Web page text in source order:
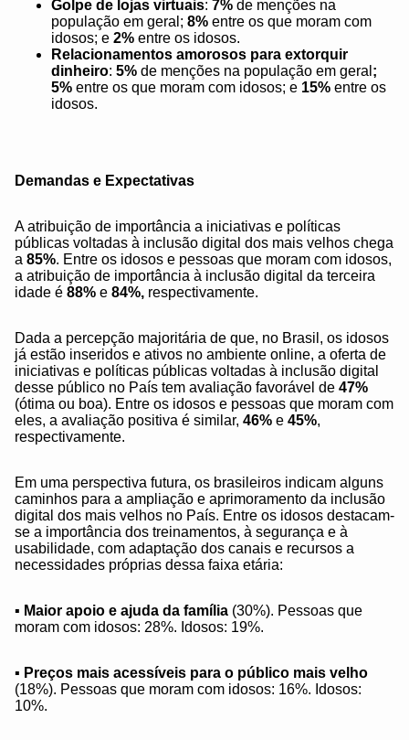
Golpe de lojas virtuais: 7% de menções na
população em geral; 8% entre os que moram com
idosos; e 2% entre os idosos.
Relacionamentos amorosos para extorquir
dinheiro: 5% de menções na população em geral ;
5% entre os que moram com idosos; e 15% entre os
idosos.
Demandas e Expectativas
A atribuição de importância a iniciativas e políticas
públicas voltadas à inclusão digital dos mais velhos chega
a 85%. Entre os idosos e pessoas que moram com idosos,
a atribuição de importância à inclusão digital da terceira
idade é 88% e 84%, respectivamente.
Dada a percepção majoritária de que, no Brasil, os idosos
já estão inseridos e ativos no ambiente online, a oferta de
iniciativas e políticas públicas voltadas à inclusão digital
desse público no País tem avaliação favorável de 47%
(ótima ou boa). Entre os idosos e pessoas que moram com
eles, a avaliação positiva é similar, 46% e 45%,
respectivamente.
Em uma perspectiva futura, os brasileiros indicam alguns
caminhos para a ampliação e aprimoramento da inclusão
digital dos mais velhos no País. Entre os idosos destacam-
se a importância dos treinamentos, à segurança e à
usabilidade, com adaptação dos canais e recursos a
necessidades próprias dessa faixa etária:
▪ Maior apoio e ajuda da família (30%). Pessoas que
moram com idosos: 28%. Idosos: 19%.
▪ Preços mais acessíveis para o público mais velho
(18%). Pessoas que moram com idosos: 16%. Idosos:
10%.